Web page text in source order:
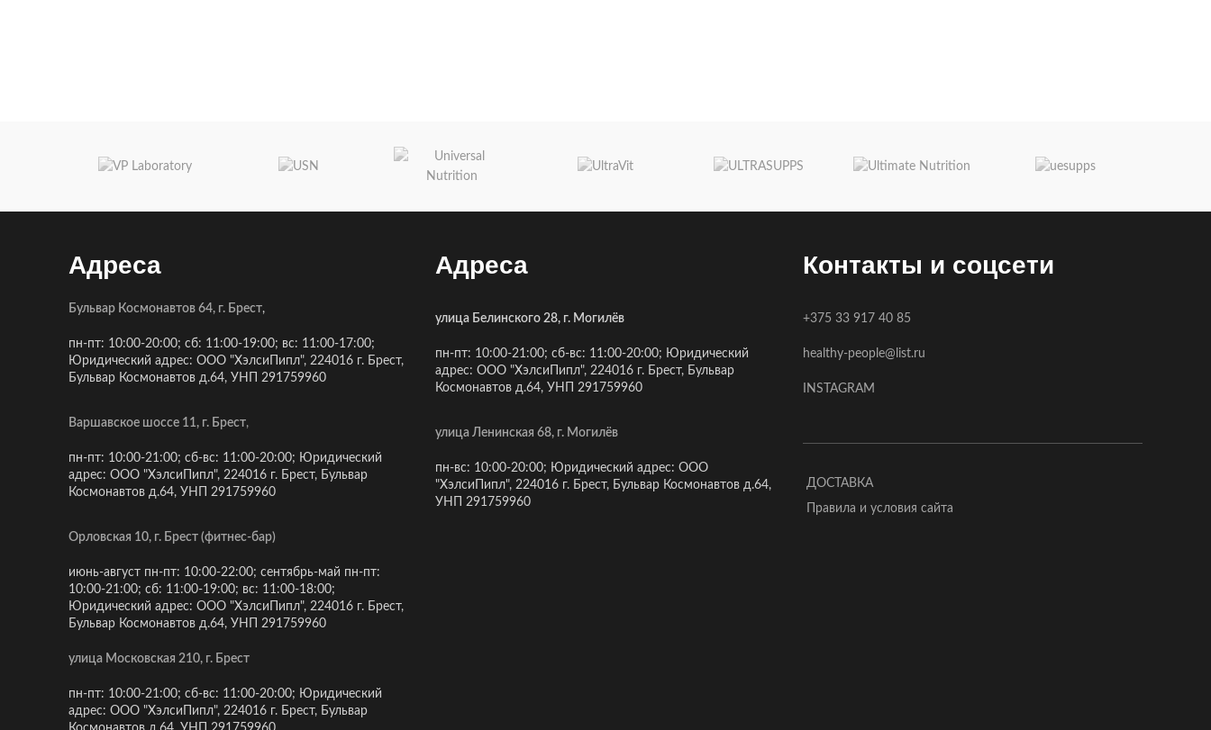
Адреса
Бульвар Космонавтов 64, г. Брест,
пн-пт: 10:00-20:00; сб: 11:00-19:00; вс: 11:00-17:00;
Юридический адрес: ООО "ХэлсиПипл", 224016 г. Брест,
Бульвар Космонавтов д.64, УНП 291759960
Варшавское шоссе 11, г. Брест,
пн-пт: 10:00-21:00; сб-вс: 11:00-20:00; Юридический
адрес: ООО "ХэлсиПипл", 224016 г. Брест, Бульвар
Космонавтов д.64, УНП 291759960
Орловская 10, г. Брест (фитнес-бар)
июнь-август пн-пт: 10:00-22:00; сентябрь-май пн-пт:
10:00-21:00; сб: 11:00-19:00; вс: 11:00-18:00;
Юридический адрес: ООО "ХэлсиПипл", 224016 г. Брест,
Бульвар Космонавтов д.64, УНП 291759960
улица Московская 210, г. Брест
пн-пт: 10:00-21:00; сб-вс: 11:00-20:00; Юридический
адрес: ООО "ХэлсиПипл", 224016 г. Брест, Бульвар
Адреса
улица Белинского 28, г. Могилёв
пн-пт: 10:00-21:00; сб-вс: 11:00-20:00; Юридический
адрес: ООО "ХэлсиПипл", 224016 г. Брест, Бульвар
Космонавтов д.64, УНП 291759960
улица Ленинская 68, г. Могилёв
пн-вс: 10:00-20:00; Юридический адрес: ООО
"ХэлсиПипл", 224016 г. Брест, Бульвар Космонавтов д.64,
УНП 291759960
Контакты и соцсети
+375 33 917 40 85
healthy-people@list.ru
INSTAGRAM
ДОСТАВКА
Правила и условия сайта